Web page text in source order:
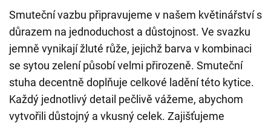
Smuteční vazbu připravujeme v našem květinářství s
důrazem na jednoduchost a důstojnost. Ve svazku
jemně vynikají žluté růže, jejichž barva v kombinaci
se sytou zelení působí velmi přirozeně. Smuteční
stuha decentně doplňuje celkové ladění této kytice.
Každý jednotlivý detail pečlivě vážeme, abychom
vytvořili důstojný a vkusný celek. Zajišťujeme